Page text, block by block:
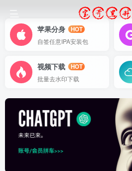
苹果分身
HOT
自签任意IPA安装包
视频下载
HOT
批量去水印下载